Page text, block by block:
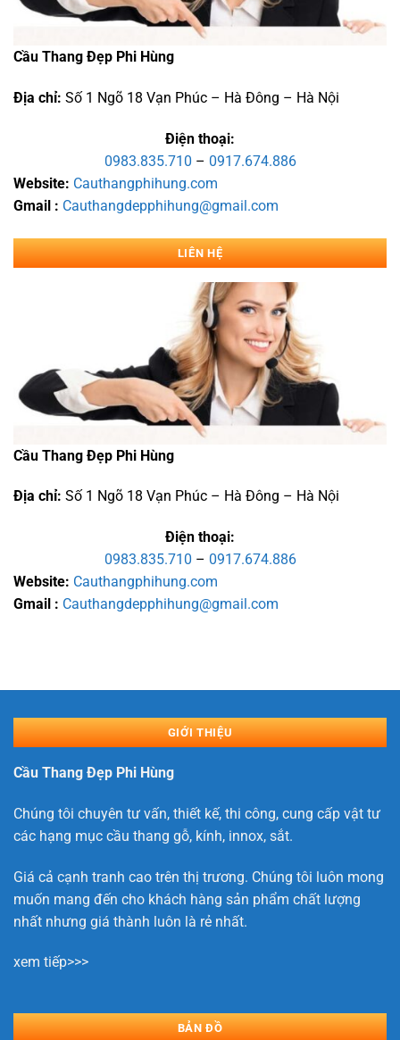
Cầu Thang Đẹp Phi Hùng
Địa chỉ: Số 1 Ngõ 18 Vạn Phúc – Hà Đông – Hà Nội
Điện thoại:
0983.835.710 – 0917.674.886
Website: Cauthangphihung.com
Gmail : Cauthangdepphihung@gmail.com
LIÊN HỆ
Cầu Thang Đẹp Phi Hùng
Địa chỉ: Số 1 Ngõ 18 Vạn Phúc – Hà Đông – Hà Nội
Điện thoại:
0983.835.710 – 0917.674.886
Website: Cauthangphihung.com
Gmail : Cauthangdepphihung@gmail.com
GIỚI THIỆU
Cầu Thang Đẹp Phi Hùng
Chúng tôi chuyên tư vấn, thiết kế, thi công, cung cấp vật tư
các hạng mục cầu thang gỗ, kính, innox, sắt.
Giá cả cạnh tranh cao trên thị trương. Chúng tôi luôn mong
muốn mang đến cho khách hàng sản phẩm chất lượng
nhất nhưng giá thành luôn là rẻ nhất.
xem tiếp>>>
BẢN ĐỒ